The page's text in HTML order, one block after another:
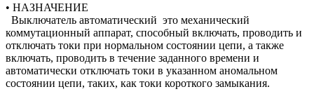
• НАЗНАЧЕНИЕ
Выключатель автоматический это механический
коммутационный аппарат, способный включать, проводить и
отключать токи при нормальном состоянии цепи, а также
включать, проводить в течение заданного времени и
автоматически отключать токи в указанном аномальном
состоянии цепи, таких, как токи короткого замыкания.